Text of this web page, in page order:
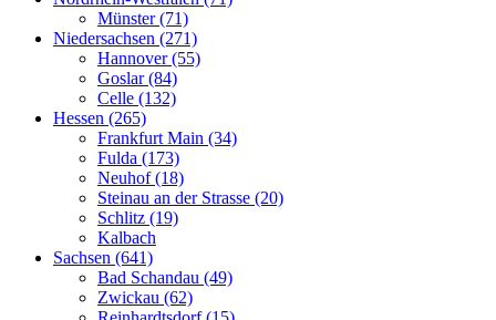
Münster (71)
Niedersachsen (271)
Hannover (55)
Goslar (84)
Celle (132)
Hessen (265)
Frankfurt Main (34)
Fulda (173)
Neuhof (18)
Steinau an der Strasse (20)
Schlitz (19)
Kalbach
Sachsen (641)
Bad Schandau (49)
Zwickau (62)